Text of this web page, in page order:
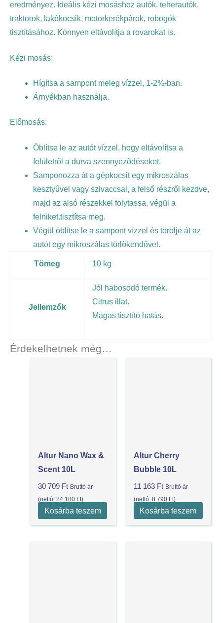
eredményez. Ideális kézi mosáshoz autók, teherautók,
traktorok, lakókocsik, motorkerékpárok, robogók
tisztításához. Könnyen eltávolítja a rovarokat is.
Kézi mosás:
Hígítsa a sampont meleg vízzel, 1-2%-ban.
Árnyékban használja.
Előmosás:
Öblítse le az autót vízzel, hogy eltávolítsa a
felületről a durva szennyeződéseket.
Samponozza át a gépkocsit egy mikroszálas
kesztyűvel vagy szivaccsal, a felső részről kezdve,
majd az alsó részekkel folytassa, végül a
felniket.tisztítsa meg.
Végül öblítse le a sampont vízzel és törölje át az
autót egy mikroszálas törlőkendővel.
Tömeg 10 kg
Jellemzők
Jól habosodó termék.
Citrus illat.
Magas tisztító hatás.
Érdekelhetnek még…
Altur Nano Wax &
Scent 10L
30 709 Ft Bruttó ár
(nettó:24 180 Ft)
Kosárba teszem
Altur Cherry
Bubble 10L
11 163 Ft Bruttó ár
(nettó: 8 790 Ft)
Kosárba teszem